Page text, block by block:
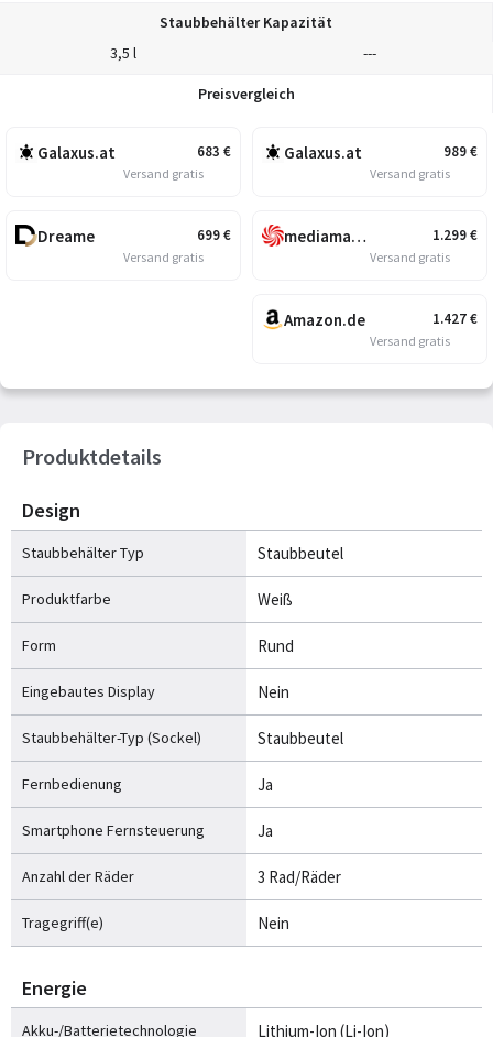
Staubbehälter Kapazität
3,5 l
---
Preisvergleich
683 €
Galaxus.at
Versand gratis
699€
Dreame
Versand gratis
989€
Galaxus.at
Versand gratis
1.299€
mediamarkt.at
Versand gratis
1.427€
Amazon.de
Versand gratis
Produktdetails
Design
Staubbehälter Typ Staubbeutel
Produktfarbe Weiß
Form Rund
Eingebautes Display Nein
Staubbehälter-Typ (Sockel) Staubbeutel
Fernbedienung Ja
Smartphone Fernsteuerung Ja
Anzahl der Räder 3 Rad/Räder
Tragegriff(e) Nein
Energie
Akku-/Batterietechnologie Lithium-Ion (Li-Ion)